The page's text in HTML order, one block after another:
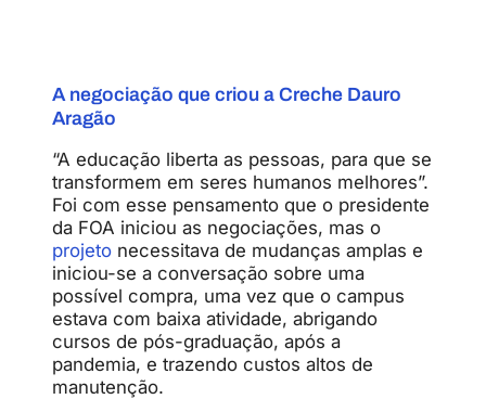
A negociação que criou a Creche Dauro
Aragão
“A educação liberta as pessoas, para que se
transformem em seres humanos melhores”.
Foi com esse pensamento que o presidente
da FOA iniciou as negociações, mas o
projeto necessitava de mudanças amplas e
iniciou-se a conversação sobre uma
possível compra, uma vez que o campus
estava com baixa atividade, abrigando
cursos de pós-graduação, após a
pandemia, e trazendo custos altos de
manutenção.